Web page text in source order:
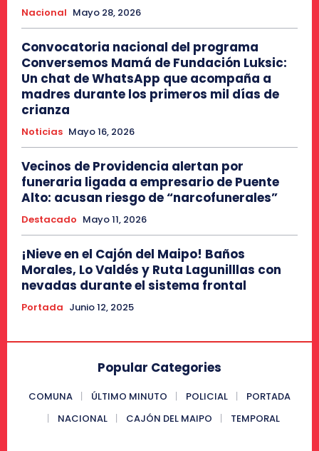
Nacional Mayo 28, 2026
Convocatoria nacional del programa
Conversemos Mamá de Fundación Luksic:
Un chat de WhatsApp que acompaña a
madres durante los primeros mil días de
crianza
Noticias Mayo 16, 2026
Vecinos de Providencia alertan por
funeraria ligada a empresario de Puente
Alto: acusan riesgo de “narcofunerales”
Destacado Mayo 11, 2026
¡Nieve en el Cajón del Maipo! Baños
Morales, Lo Valdés y Ruta Lagunilllas con
nevadas durante el sistema frontal
Portada Junio 12, 2025
Popular Categories
COMUNA ÚLTIMO MINUTO POLICIAL
PORTADA
NACIONAL
CAJÓN DEL MAIPO TEMPORAL